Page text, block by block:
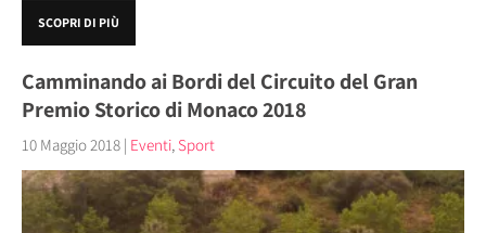
SCOPRI DI PIÙ
Camminando ai Bordi del Circuito del Gran
Premio Storico di Monaco 2018
10 Maggio 2018 | Eventi, Sport